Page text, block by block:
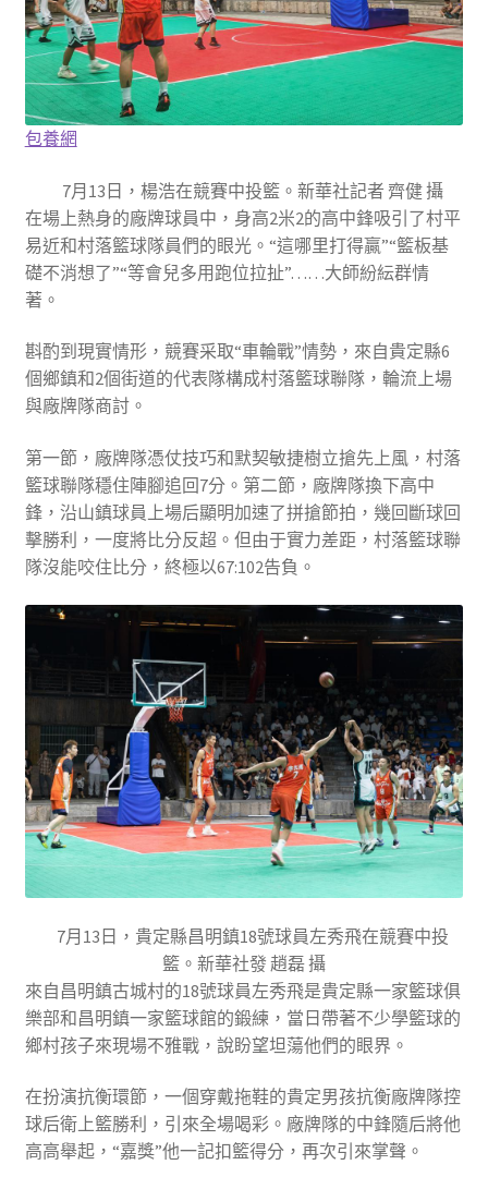
包養網
7月13日，楊浩在競賽中投籃。新華社記者 齊健 攝
在場上熱身的廠牌球員中，身高2米2的高中鋒吸引了村平
易近和村落籃球隊員們的眼光。“這哪里打得贏”“籃板基
礎不消想了”“等會兒多用跑位拉扯”……大師紛紜群情
著。
斟酌到現實情形，競賽采取“車輪戰”情勢，來自貴定縣6
個鄉鎮和2個街道的代表隊構成村落籃球聯隊，輪流上場
與廠牌隊商討。
第一節，廠牌隊憑仗技巧和默契敏捷樹立搶先上風，村落
籃球聯隊穩住陣腳追回7分。第二節，廠牌隊換下高中
鋒，沿山鎮球員上場后顯明加速了拼搶節拍，幾回斷球回
擊勝利，一度將比分反超。但由于實力差距，村落籃球聯
隊沒能咬住比分，終極以67:102告負。
7月13日，貴定縣昌明鎮18號球員左秀飛在競賽中投
籃。新華社發 趙磊 攝
來自昌明鎮古城村的18號球員左秀飛是貴定縣一家籃球俱
樂部和昌明鎮一家籃球館的鍛練，當日帶著不少學籃球的
鄉村孩子來現場不雅戰，說盼望坦蕩他們的眼界。
在扮演抗衡環節，一個穿戴拖鞋的貴定男孩抗衡廠牌隊控
球后衛上籃勝利，引來全場喝彩。廠牌隊的中鋒隨后將他
高高舉起，“嘉獎”他一記扣籃得分，再次引來掌聲。